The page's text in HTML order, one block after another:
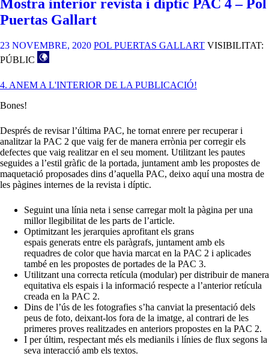
–
PAC
4
Mostra interior revista i díptic PAC 4 – Pol
Puertas Gallart
23 NOVEMBRE, 2020 POL PUERTAS GALLART VISIBILITAT:
PÚBLIC
4. ANEM A L'INTERIOR DE LA PUBLICACIÓ!
Bones!
Després de revisar l’última PAC, he tornat enrere per recuperar i
analitzar la PAC 2 que vaig fer de manera errònia per corregir els
defectes que vaig realitzar en el seu moment. Utilitzant les pautes
seguides a l’estil gràfic de la portada, juntament amb les propostes de
maquetació proposades dins d’aquella PAC, deixo aquí una mostra de
les pàgines internes de la revista i díptic.
Seguint una línia neta i sense carregar molt la pàgina per una
millor llegibilitat de les parts de l’article.
Optimitzant les jerarquies aprofitant els grans
espais generats entre els paràgrafs, juntament amb els
requadres de color que havia marcat en la PAC 2 i aplicades
també en les propostes de portades de la PAC 3.
Utilitzant una correcta retícula (modular) per distribuir de manera
equitativa els espais i la informació respecte a l’anterior retícula
creada en la PAC 2.
Dins de l’ús de les fotografies s’ha canviat la presentació dels
peus de foto, deixant-los fora de la imatge, al contrari de les
primeres proves realitzades en anteriors propostes en la PAC 2.
I per últim, respectant més els medianils i línies de flux segons la
seva interacció amb els textos.